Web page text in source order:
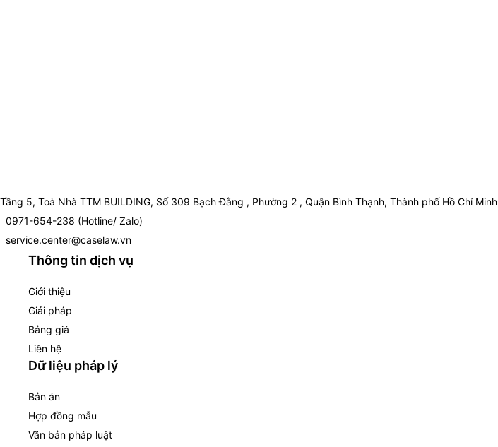
Tầng 5, Toà Nhà TTM BUILDING, Số 309 Bạch Đằng , Phường 2 , Quận Bình Thạnh, Thành phố Hồ Chí Minh
0971-654-238 (Hotline/ Zalo)
service.center@caselaw.vn
Thông tin dịch vụ
Giới thiệu
Giải pháp
Bảng giá
Liên hệ
Dữ liệu pháp lý
Bản án
Hợp đồng mẫu
Văn bản pháp luật